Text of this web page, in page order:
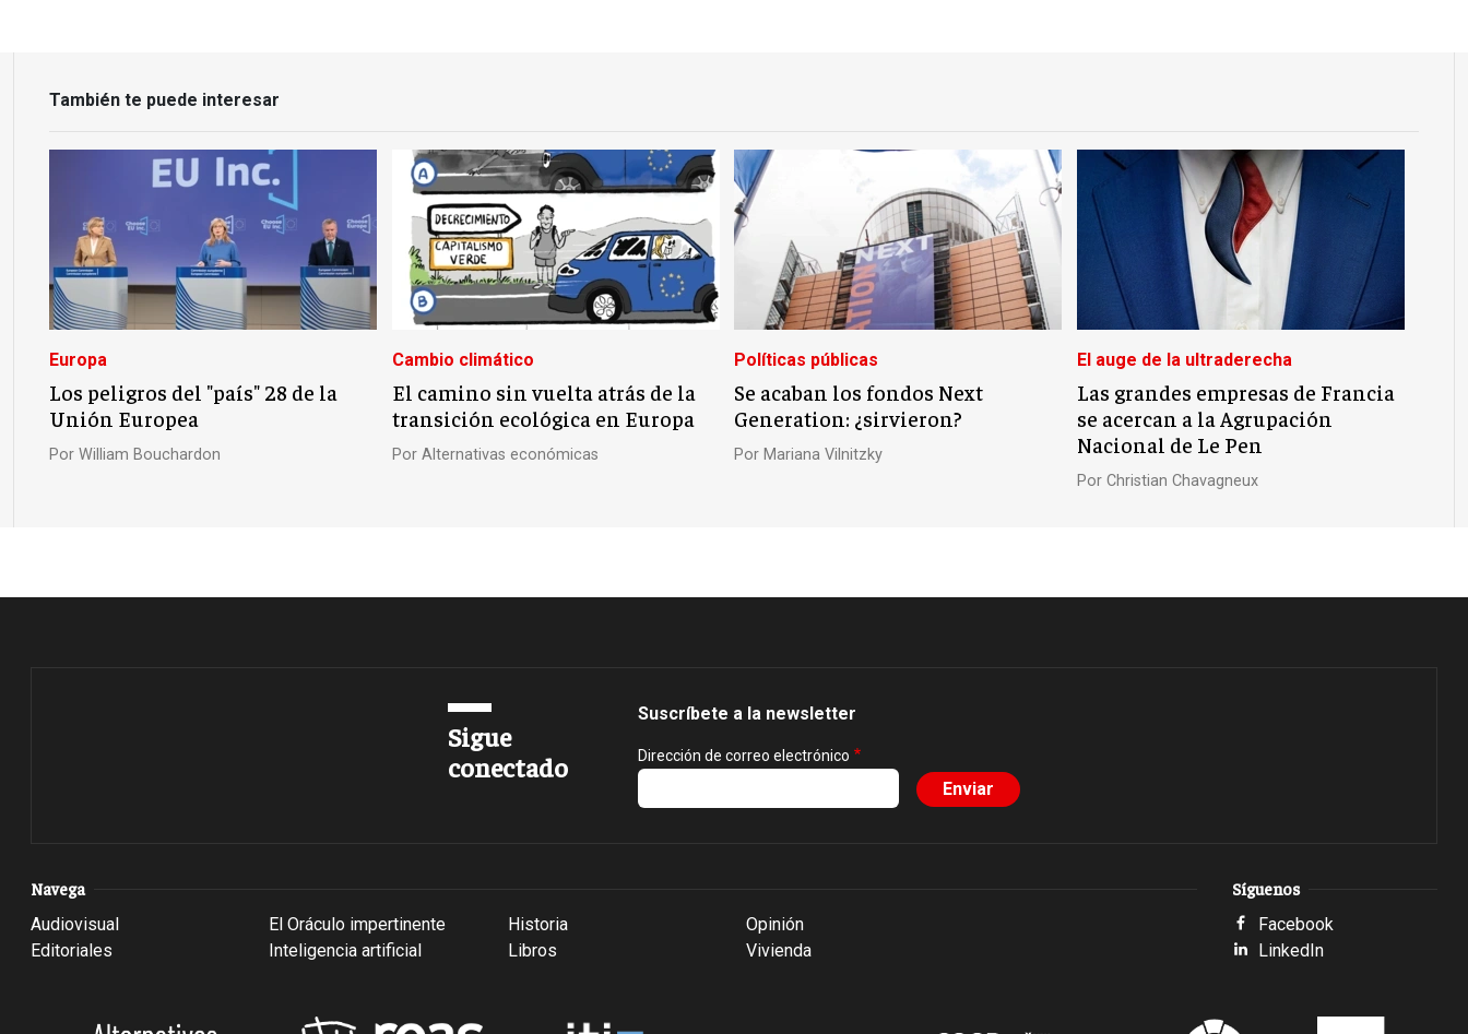
También te puede interesar
Europa
Los peligros del "país" 28 de la
Unión Europea
Por William Bouchardon
Cambio climático
El camino sin vuelta atrás de la
transición ecológica en Europa
Por Alternativas económicas
Políticas públicas
Se acaban los fondos Next
Generation: ¿sirvieron?
Por Mariana Vilnitzky
El auge de la ultraderecha
Las grandes empresas de Francia
se acercan a la Agrupación
Nacional de Le Pen
Por Christian Chavagneux
Sigue
conectado
Suscríbete a la newsletter
Dirección de correo electrónico
Navega
Audiovisual
Editoriales
El Oráculo impertinente
Inteligencia artificial
Historia
Libros
Opinión
Vivienda
Síguenos
Facebook
LinkedIn